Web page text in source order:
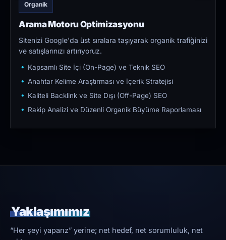
Organik
Arama Motoru Optimizasyonu
Sitenizi Google'da üst sıralara taşıyarak organik trafiğinizi
ve satışlarınızı artırıyoruz.
Kapsamlı Site İçi (On-Page) ve Teknik SEO
Anahtar Kelime Araştırması ve İçerik Stratejisi
Kaliteli Backlink ve Site Dışı (Off-Page) SEO
Rakip Analizi ve Düzenli Organik Büyüme Raporlaması
Yaklaşımımız
“Her şeyi yaparız” yerine; net hedef, net sorumluluk, net